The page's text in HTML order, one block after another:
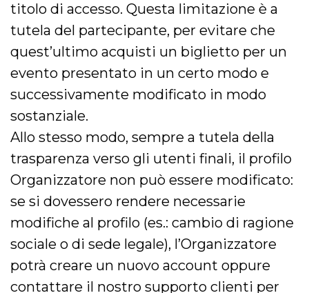
titolo di accesso. Questa limitazione è a
tutela del partecipante, per evitare che
quest’ultimo acquisti un biglietto per un
evento presentato in un certo modo e
successivamente modificato in modo
sostanziale.
Allo stesso modo, sempre a tutela della
trasparenza verso gli utenti finali, il profilo
Organizzatore non può essere modificato:
se si dovessero rendere necessarie
modifiche al profilo (es.: cambio di ragione
sociale o di sede legale), l’Organizzatore
potrà creare un nuovo account oppure
contattare il nostro supporto clienti per